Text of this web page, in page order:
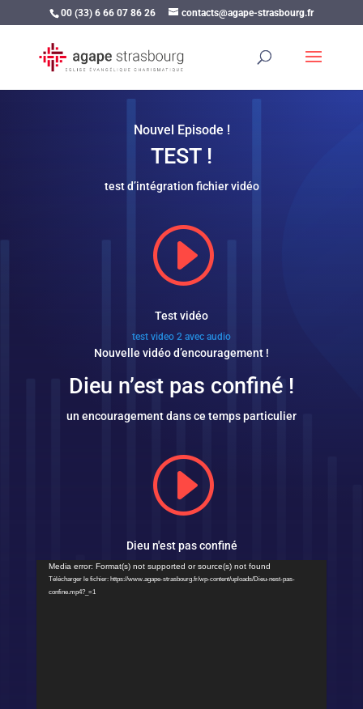
00 (33) 6 66 07 86 26 contacts@agape-strasbourg.fr
Nouvel Episode !
TEST !
test d’intégration fichier vidéo
I
Test vidéo
test video 2 avec audio
Nouvelle vidéo d’encouragement !
Dieu n’est pas confiné !
un encouragement dans ce temps particulier
I
Dieu n'est pas confiné
Lecteur
vidéo
Media error: Format(s) not supported or source(s) not found
Télécharger le fichier: https://www.agape-strasbourg.fr/wp-content/uploads/Dieu-nest-pas-
confine.mp4?_=1